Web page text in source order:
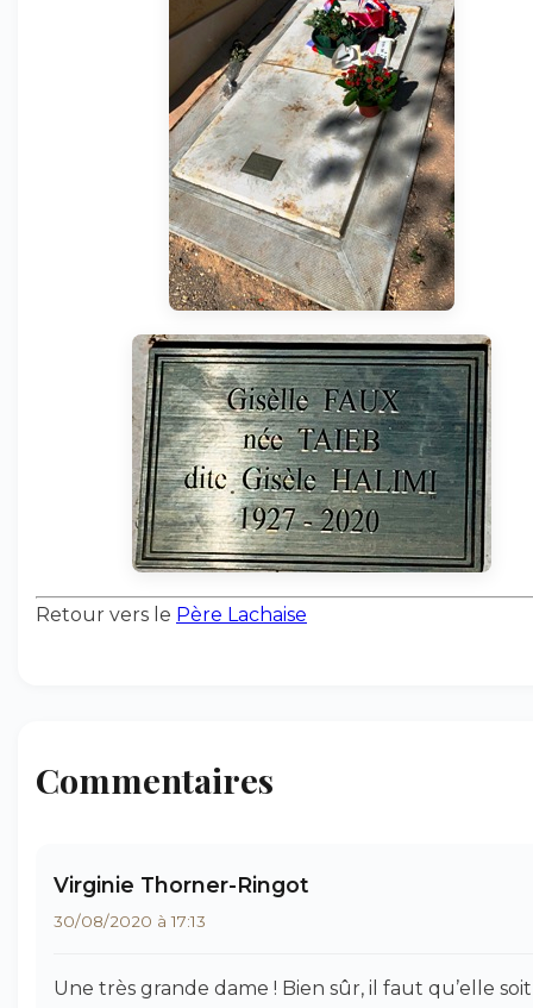
Retour vers le Père Lachaise
Commentaires
Virginie Thorner-Ringot
30/08/2020 à 17:13
Une très grande dame ! Bien sûr, il faut qu’elle soit